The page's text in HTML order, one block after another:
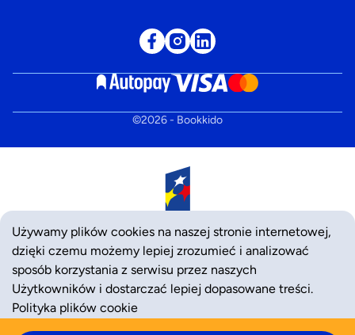
©2026- Bookkido
Używamy plików cookies na naszej stronie internetowej,
dzięki czemu możemy lepiej zrozumieć i analizować
sposób korzystania z serwisu przez naszych
Użytkowników i dostarczać lepiej dopasowane treści.
Polityka plików cookie